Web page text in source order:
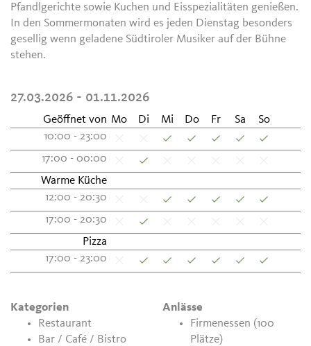
Pfandlgerichte sowie Kuchen und Eisspezialitäten genießen.
In den Sommermonaten wird es jeden Dienstag besonders
gesellig wenn geladene Südtiroler Musiker auf der Bühne
stehen.
27.03.2026 - 01.11.2026
Geöffnet von Mo Di Mi Do Fr Sa
So
10:00 - 23:00
17:00 - 00:00
Warme Küche
12:00 - 20:30
17:00 - 20:30
Pizza
17:00 - 23:00
Kategorien
Restaurant
Bar / Café / Bistro
Anlässe
Firmenessen (100
Plätze)